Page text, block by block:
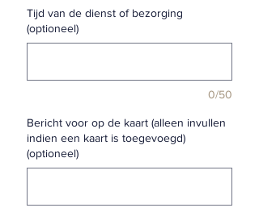
Tijd van de dienst of bezorging
(optioneel)
0/50
Bericht voor op de kaart (alleen invullen
indien een kaart is toegevoegd)
(optioneel)